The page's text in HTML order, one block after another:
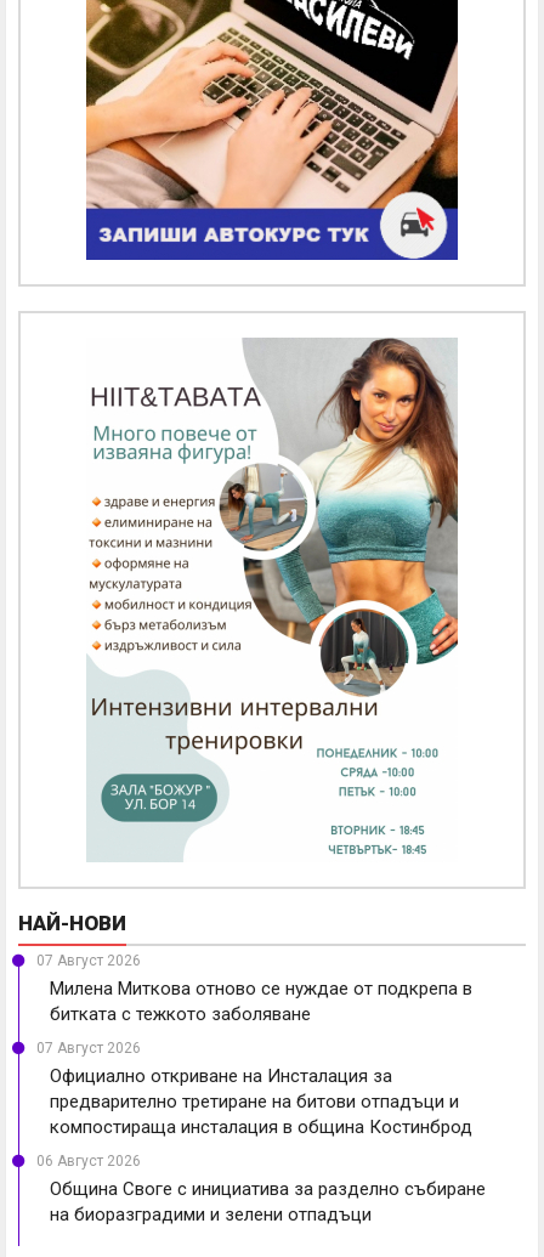
НАЙ-НОВИ
07 Август 2026
Милена Миткова отново се нуждае от подкрепа в
битката с тежкото заболяване
07 Август 2026
Официално откриване на Инсталация за
предварително третиране на битови отпадъци и
компостираща инсталация в община Костинброд
06 Август 2026
Община Своге с инициатива за разделно събиране
на биоразградими и зелени отпадъци